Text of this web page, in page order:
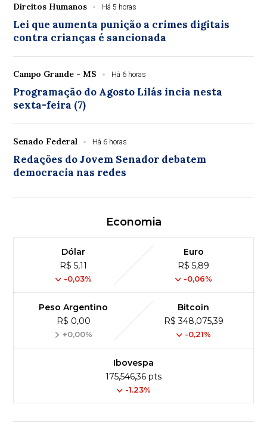
Direitos Humanos Há 5 horas
Lei que aumenta punição a crimes digitais
contra crianças é sancionada
Campo Grande - MS Há 6 horas
Programação do Agosto Lilás incia nesta
sexta-feira (7)
Senado Federal Há 6 horas
Redações do Jovem Senador debatem
democracia nas redes
Economia
Dólar
R$ 5,11
-0,03%
Euro
R$ 5,89
-0,06%
Peso Argentino
R$ 0,00
+0,00%
Bitcoin
R$ 348,075,39
-0,21%
Ibovespa
175,546,36 pts
-1.23%